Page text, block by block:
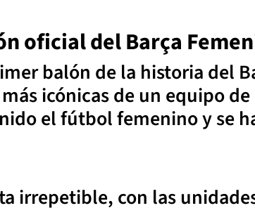
oficial del Barça
balón de la historia del
icónicas de un equipo
el fútbol femenino y se
irrepetible, con las